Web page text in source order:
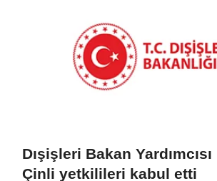
Dışişleri Bakan
Çinli yetkilileri kabul etti